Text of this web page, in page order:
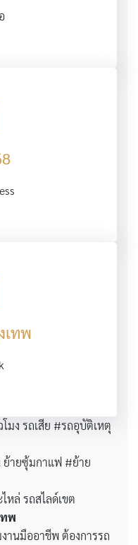
เทพ
โมง รถเสีย #รถอุบัติเหตุ
ย้ายซุ้มกาแฟ #ย้าย
หล่ รถสไลด์เขต
ทพ
านมืออาชีพ ต้องการรถ